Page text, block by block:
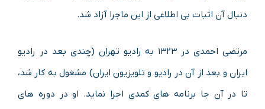
دنبال آن اثبات بی اطلاعی از این ماجرا آزاد شد.
مرتضی احمدی در ۱۳۲۳ به رادیو تهران (چندی بعد در رادیو
ایران و بعد از آن در رادیو و تلویزیون ایران) مشغول به کار شد،
تا در آن جا برنامه‌ های کمدی اجرا نماید. او در دوره‌ های